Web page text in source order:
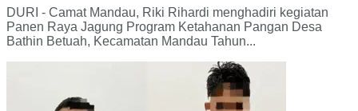
DURI - Camat Mandau, Riki Rihardi menghadiri kegiatan
Panen Raya Jagung Program Ketahanan Pangan Desa
Bathin Betuah, Kecamatan Mandau Tahun...